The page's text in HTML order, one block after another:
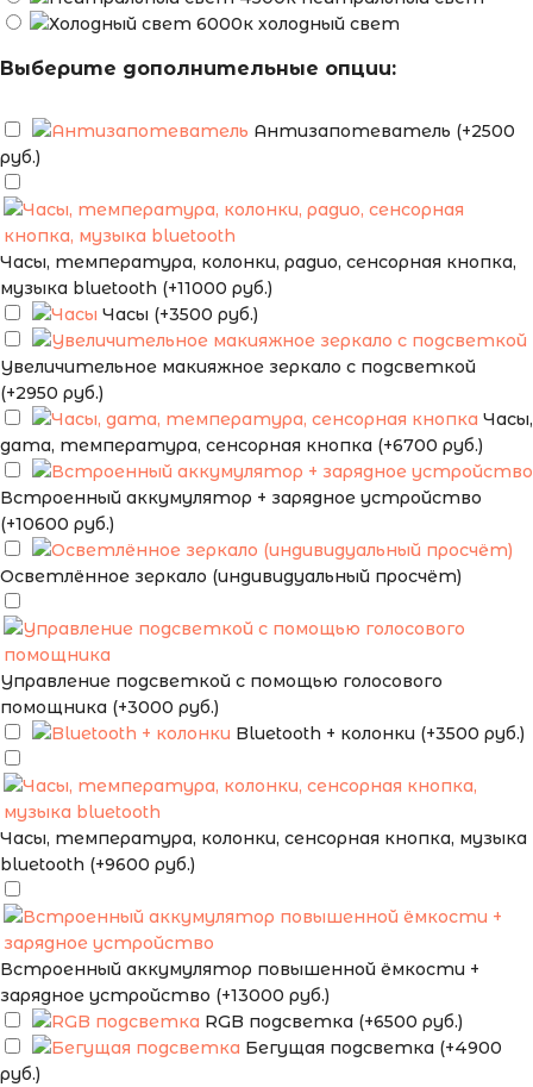
холодный свет
Выберите дополнительные опции:
Антизапотеватель (+2500
руб.)
Часы, температура, колонки, радио, сенсорная кнопка,
музыка bluetooth (+11000 руб.)
Часы (+3500 руб.)
Увеличительное макияжное зеркало с подсветкой
(+2950 руб.)
Часы,
дата, температура, сенсорная кнопка (+6700 руб.)
Встроенный аккумулятор + зарядное устройство
(+10600 руб.)
Осветлённое зеркало (индивидуальный просчёт)
Управление подсветкой с помощью голосового
помощника (+3000 руб.)
Bluetooth + колонки (+3500 руб.)
Часы, температура, колонки, сенсорная кнопка, музыка
bluetooth (+9600 руб.)
Встроенный аккумулятор повышенной ёмкости +
зарядное устройство (+13000 руб.)
RGB подсветка (+6500 руб.)
Бегущая подсветка (+4900
руб.)